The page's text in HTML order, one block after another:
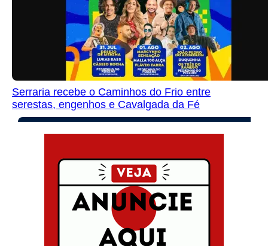
Serraria recebe o Caminhos do Frio entre
serestas, engenhos e Cavalgada da Fé